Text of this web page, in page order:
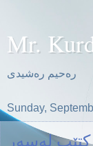
Mr.
ره‌حیم ره‌شیدی
Sunday,
كتێب لەسەر